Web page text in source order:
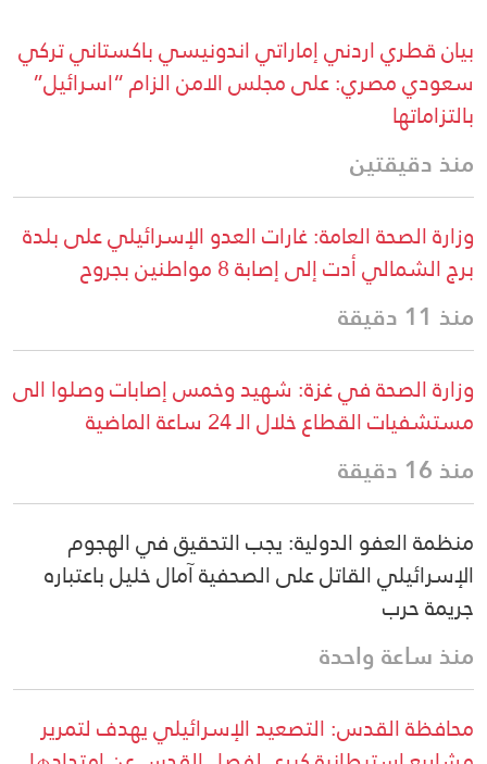
بيان قطري اردني إماراتي اندونيسي باكستاني تركي
سعودي مصري: على مجلس الامن الزام “اسرائيل”
بالتزاماتها
منذ دقيقتين
وزارة الصحة العامة: غارات العدو الإسرائيلي على بلدة
برج الشمالي أدت إلى إصابة 8 مواطنين بجروح
منذ 11 دقيقة
وزارة الصحة في غزة: شهيد وخمس إصابات وصلوا الى
مستشفيات القطاع خلال الـ 24 ساعة الماضية
منذ 16 دقيقة
منظمة العفو الدولية: يجب التحقيق في الهجوم
الإسرائيلي القاتل على الصحفية آمال خليل باعتباره
جريمة حرب
منذ ساعة واحدة
محافظة القدس: التصعيد الإسرائيلي يهدف لتمرير